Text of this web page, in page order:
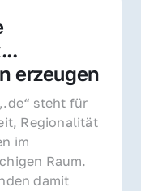
erzeugen
steht für
Regionalität
im
Raum.
damit